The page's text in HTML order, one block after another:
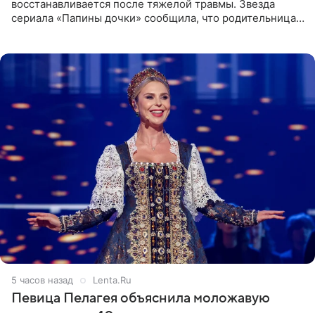
восстанавливается после тяжелой травмы. Звезда
сериала «Папины дочки» сообщила, что родительница
5 часов назад Lenta.Ru
Певица Пелагея объяснила моложавую